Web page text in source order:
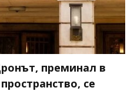
преминал в
се